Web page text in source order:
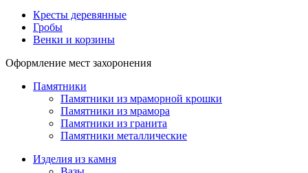
Кресты деревянные
Гробы
Венки и корзины
Оформление мест захоронения
Памятники
Памятники из мраморной крошки
Памятники из мрамора
Памятники из гранита
Памятники металлические
Изделия из камня